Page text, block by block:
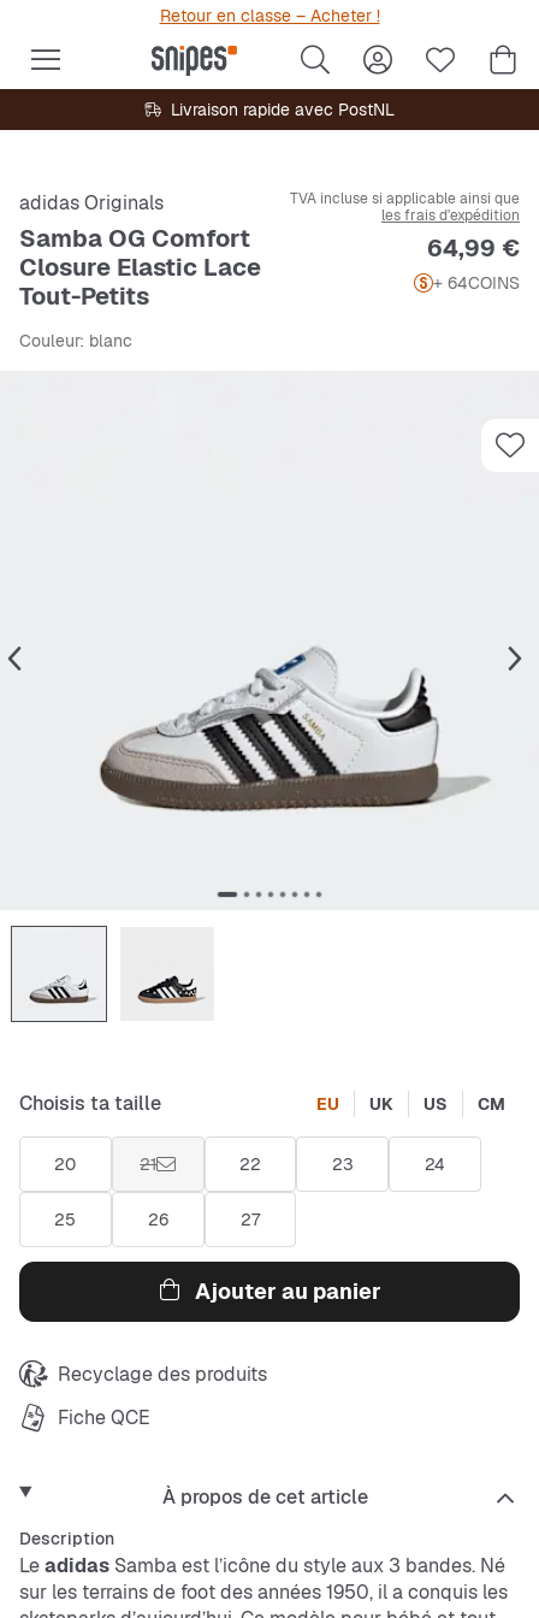
Retour en classe – Acheter !
Livraison rapide avec PostNL
adidas Originals
Samba OG Comfort
Closure Elastic Lace
Tout-Petits
TVA incluse si applicable ainsi que
les frais d'expédition
Prix
64,99 €
+ 64COINS
Couleur: blanc
Choisis ta taille EU UK US CM
20 21 22 23 24
25 26 27
Ajouter au panier
Recyclage des produits
Fiche QCE
À propos de cet article
Description
Leadidas Samba est l’icône du style aux 3 bandes. Né
sur les terrains de foot des années 1950, il a conquis les